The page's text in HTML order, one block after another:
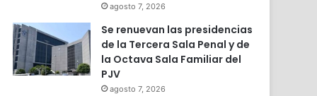
agosto 7, 2026
Se renuevan las presidencias
de la Tercera Sala Penal y de
la Octava Sala Familiar del
PJV
agosto 7, 2026